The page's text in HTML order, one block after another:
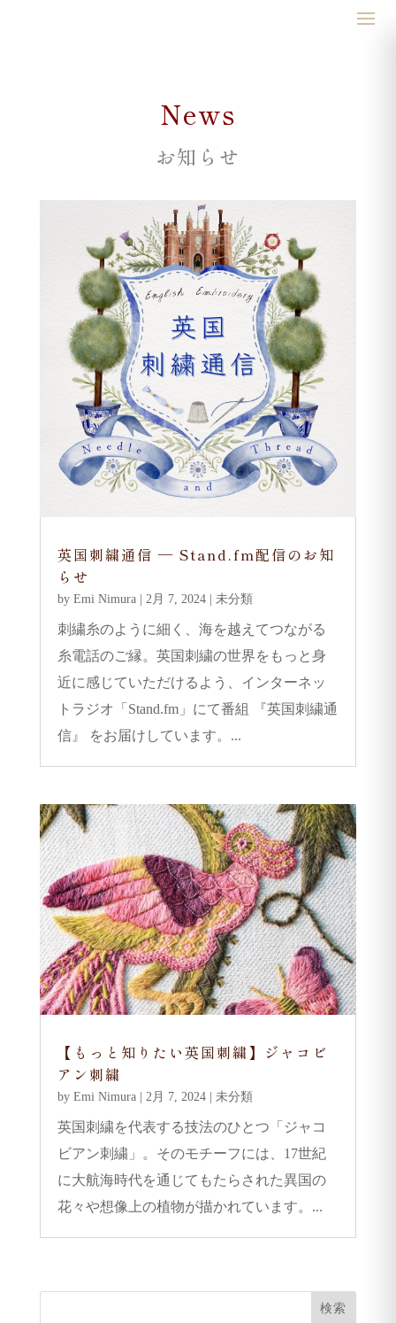
News
お知らせ
英国刺繍通信 — Stand.fm配信のお知
らせ
by Emi Nimura| 2月 7, 2024| 未分類
刺繍糸のように細く、海を越えてつながる
糸電話のご縁。英国刺繍の世界をもっと身
近に感じていただけるよう、インターネッ
トラジオ「Stand.fm」にて番組 『英国刺繍通
信』 をお届けしています。...
【もっと知りたい英国刺繍】ジャコビ
アン刺繍
by Emi Nimura| 2月 7, 2024| 未分類
英国刺繍を代表する技法のひとつ「ジャコ
ビアン刺繍」。そのモチーフには、17世紀
に大航海時代を通じてもたらされた異国の
花々や想像上の植物が描かれています。...